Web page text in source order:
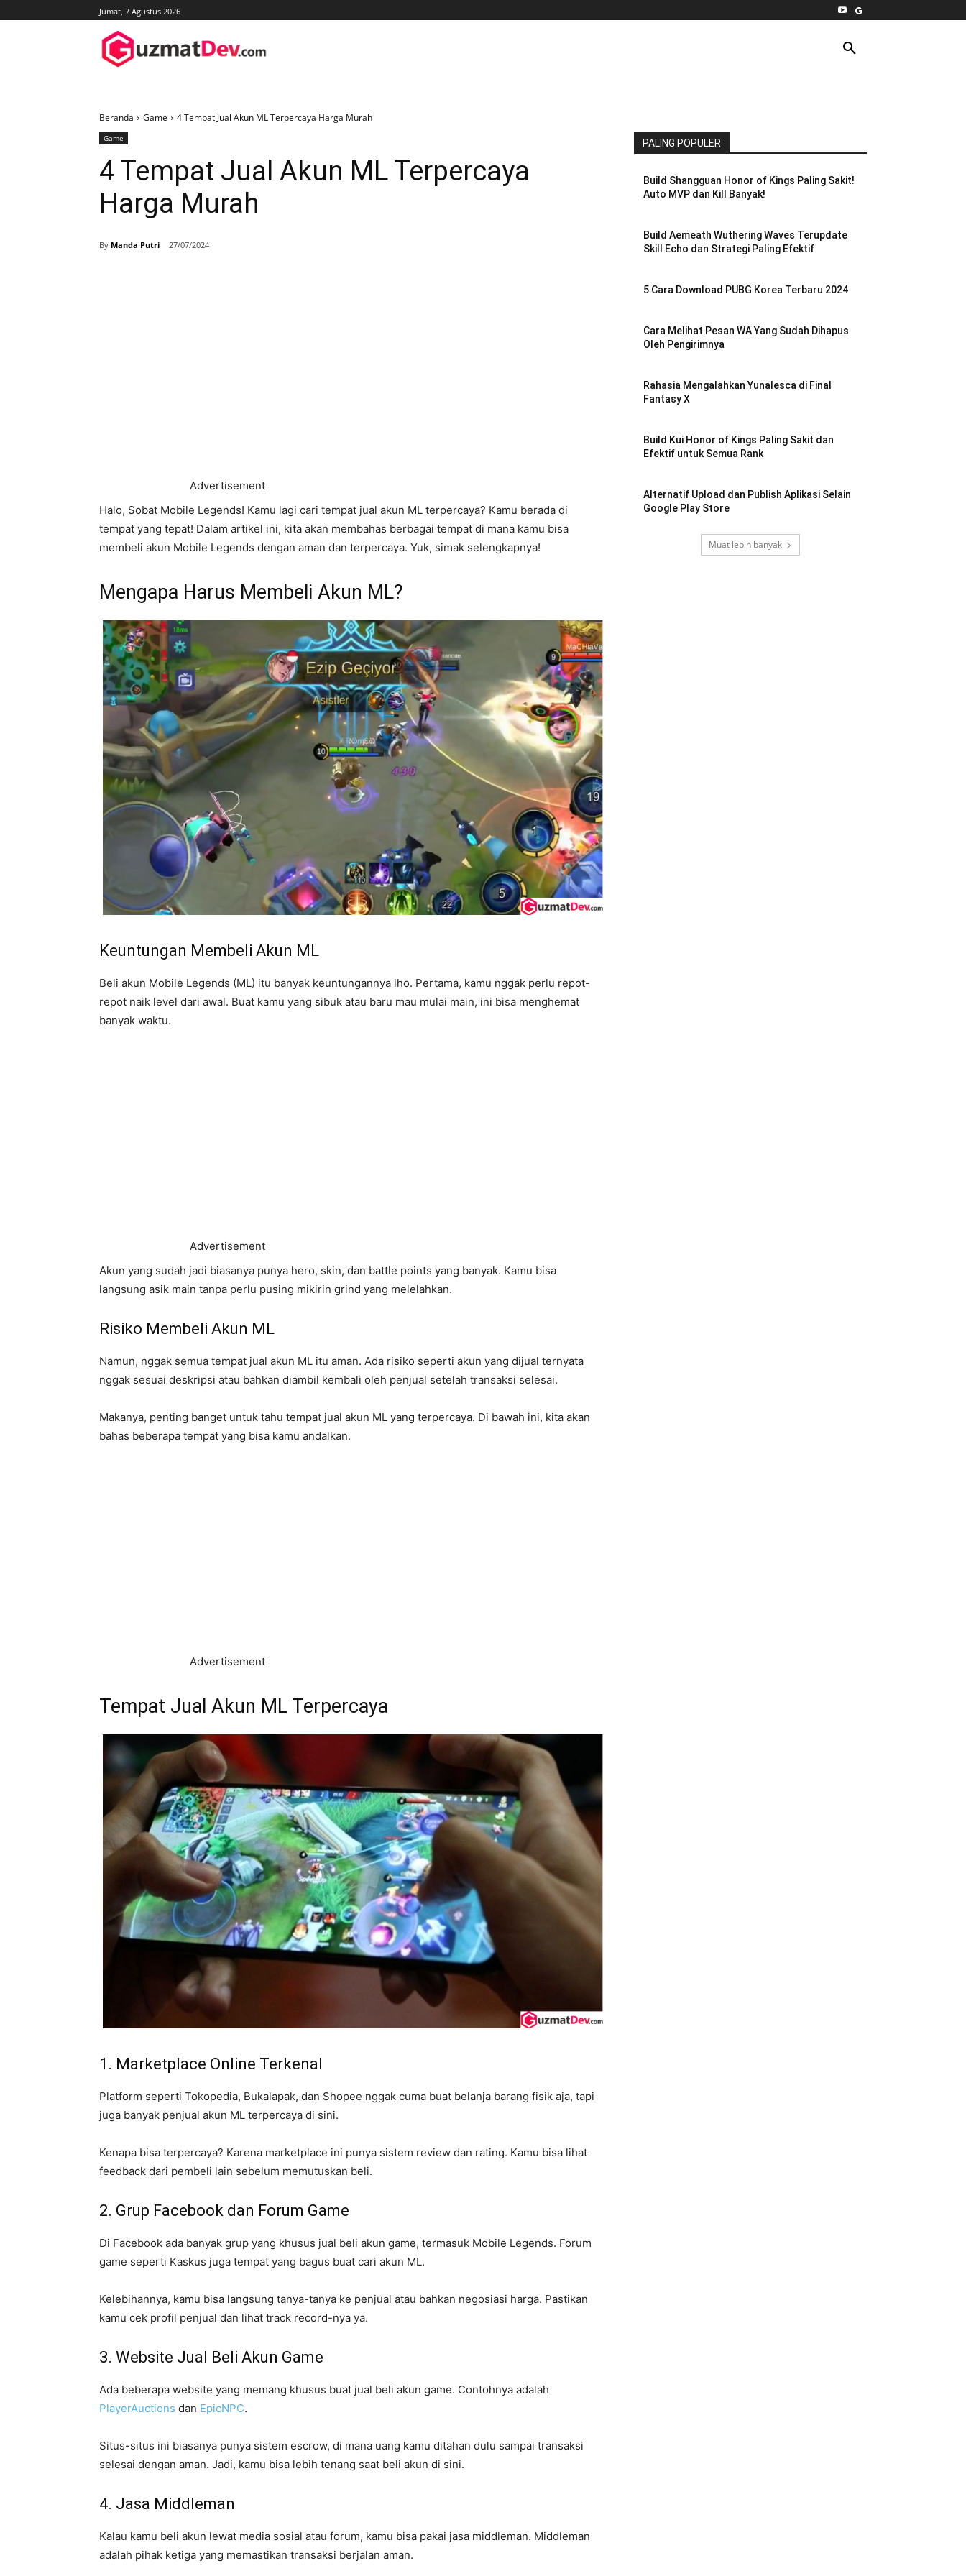
Jumat, 7 Agustus 2026
Beranda Game 4 Tempat Jual Akun ML Terpercaya Harga Murah
Game
4 Tempat Jual Akun ML Terpercaya
Harga Murah
By Manda Putri 27/07/2024
Advertisement
Halo, Sobat Mobile Legends! Kamu lagi cari tempat jual akun ML terpercaya? Kamu berada di
tempat yang tepat! Dalam artikel ini, kita akan membahas berbagai tempat di mana kamu bisa
membeli akun Mobile Legends dengan aman dan terpercaya. Yuk, simak selengkapnya!
Mengapa Harus Membeli Akun ML?
Keuntungan Membeli Akun ML
Beli akun Mobile Legends (ML) itu banyak keuntungannya lho. Pertama, kamu nggak perlu repot-
repot naik level dari awal. Buat kamu yang sibuk atau baru mau mulai main, ini bisa menghemat
banyak waktu.
Advertisement
Akun yang sudah jadi biasanya punya hero, skin, dan battle points yang banyak. Kamu bisa
langsung asik main tanpa perlu pusing mikirin grind yang melelahkan.
Risiko Membeli Akun ML
Namun, nggak semua tempat jual akun ML itu aman. Ada risiko seperti akun yang dijual ternyata
nggak sesuai deskripsi atau bahkan diambil kembali oleh penjual setelah transaksi selesai.
Makanya, penting banget untuk tahu tempat jual akun ML yang terpercaya. Di bawah ini, kita akan
bahas beberapa tempat yang bisa kamu andalkan.
Advertisement
Tempat Jual Akun ML Terpercaya
1. Marketplace Online Terkenal
Platform seperti Tokopedia, Bukalapak, dan Shopee nggak cuma buat belanja barang fisik aja, tapi
juga banyak penjual akun ML terpercaya di sini.
Kenapa bisa terpercaya? Karena marketplace ini punya sistem review dan rating. Kamu bisa lihat
feedback dari pembeli lain sebelum memutuskan beli.
2. Grup Facebook dan Forum Game
Di Facebook ada banyak grup yang khusus jual beli akun game, termasuk Mobile Legends. Forum
game seperti Kaskus juga tempat yang bagus buat cari akun ML.
Kelebihannya, kamu bisa langsung tanya-tanya ke penjual atau bahkan negosiasi harga. Pastikan
kamu cek profil penjual dan lihat track record-nya ya.
3. Website Jual Beli Akun Game
Ada beberapa website yang memang khusus buat jual beli akun game. Contohnya adalah
PlayerAuctions dan EpicNPC.
Situs-situs ini biasanya punya sistem escrow, di mana uang kamu ditahan dulu sampai transaksi
selesai dengan aman. Jadi, kamu bisa lebih tenang saat beli akun di sini.
4. Jasa Middleman
Kalau kamu beli akun lewat media sosial atau forum, kamu bisa pakai jasa middleman. Middleman
adalah pihak ketiga yang memastikan transaksi berjalan aman.
PALING POPULER
Build Shangguan Honor of Kings Paling Sakit!
Auto MVP dan Kill Banyak!
Build Aemeath Wuthering Waves Terupdate
Skill Echo dan Strategi Paling Efektif
5 Cara Download PUBG Korea Terbaru 2024
Cara Melihat Pesan WA Yang Sudah Dihapus
Oleh Pengirimnya
Rahasia Mengalahkan Yunalesca di Final
Fantasy X
Build Kui Honor of Kings Paling Sakit dan
Efektif untuk Semua Rank
Alternatif Upload dan Publish Aplikasi Selain
Google Play Store
Muat lebih banyak